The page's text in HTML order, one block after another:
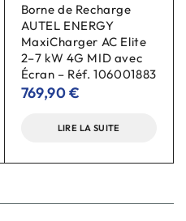
Borne de Recharge
AUTEL ENERGY
MaxiCharger AC Elite
2–7 kW 4G MID avec
Écran – Réf. 106001883
769,90€
LIRE LA SUITE